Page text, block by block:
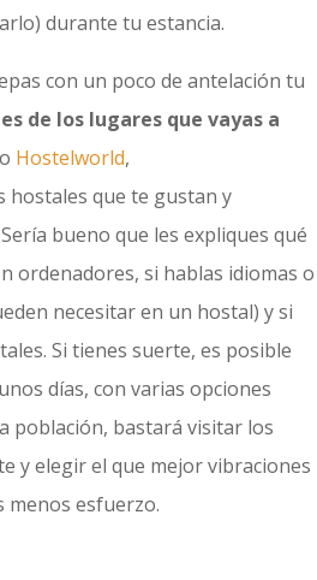
durante tu estancia.
con un poco de antelación tu
de los lugares que vayas a
Hostelworld,
que te gustan y
bueno que les expliques qué
ordenadores, si hablas idiomas o
necesitar en un hostal) y si
Si tienes suerte, es posible
días, con varias opciones
población, bastará visitar los
y elegir el que mejor vibraciones
menos esfuerzo.